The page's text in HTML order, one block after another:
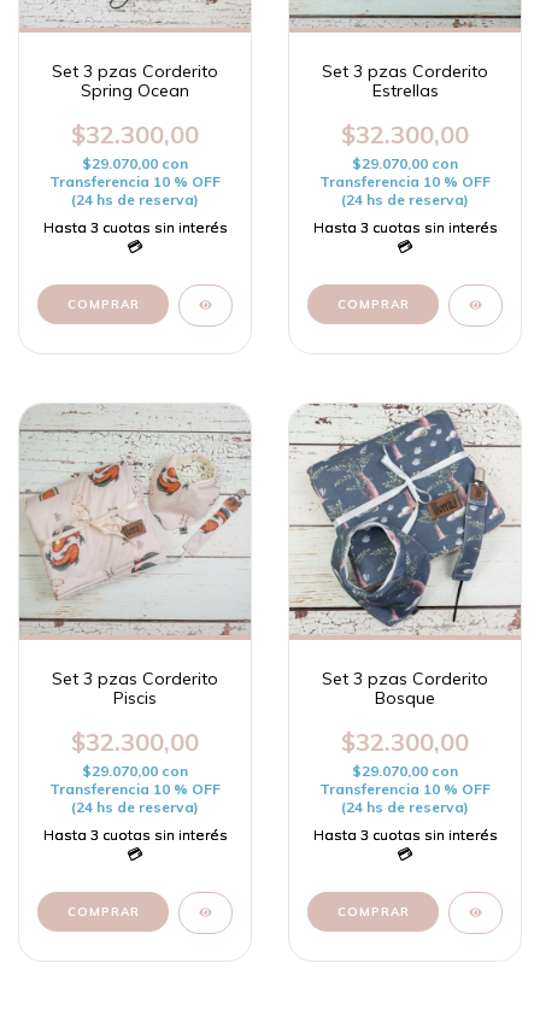
Set 3 pzas Corderito
Spring Ocean
$32.300,00
$29.070,00 con
Transferencia 10 % OFF
(24 hs de reserva)
Set 3 pzas Corderito
Estrellas
$32.300,00
$29.070,00 con
Transferencia 10 % OFF
(24 hs de reserva)
Set 3 pzas Corderito
Piscis
$32.300,00
$29.070,00 con
Transferencia 10 % OFF
(24 hs de reserva)
Set 3 pzas Corderito
Bosque
$32.300,00
$29.070,00 con
Transferencia 10 % OFF
(24 hs de reserva)